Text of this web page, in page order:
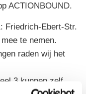
ACTIONBOUND.
Friedrich-Ebert-Str.
te nemen.
raden wij het
3 kunnen zelf